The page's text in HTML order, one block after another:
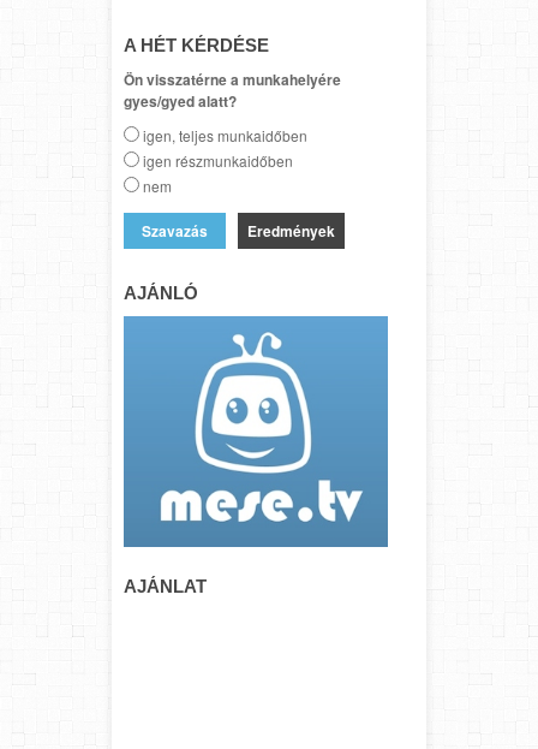
A HÉT KÉRDÉSE
Ön visszatérne a munkahelyére
gyes/gyed alatt?
igen, teljes munkaidőben
igen részmunkaidőben
nem
Eredmények
AJÁNLÓ
AJÁNLAT